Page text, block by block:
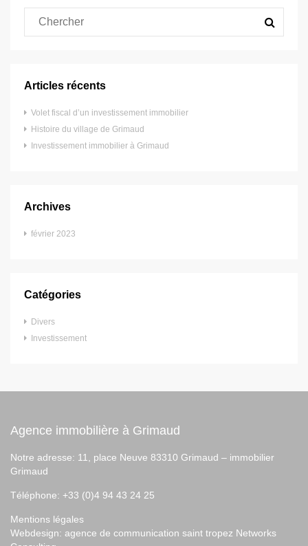
Articles récents
Volet fiscal d’un investissement immobilier
Histoire du village de Grimaud
Investissement immobilier à Grimaud
Archives
février 2023
Catégories
Divers
Investissement
Agence immobilière à Grimaud
Notre adresse: 11, place Neuve 83310 Grimaud – immobilier
Grimaud
Téléphone: +33 (0)4 94 43 24 25
Mentions légales
Webdesign: agence de communication saint tropez Networks